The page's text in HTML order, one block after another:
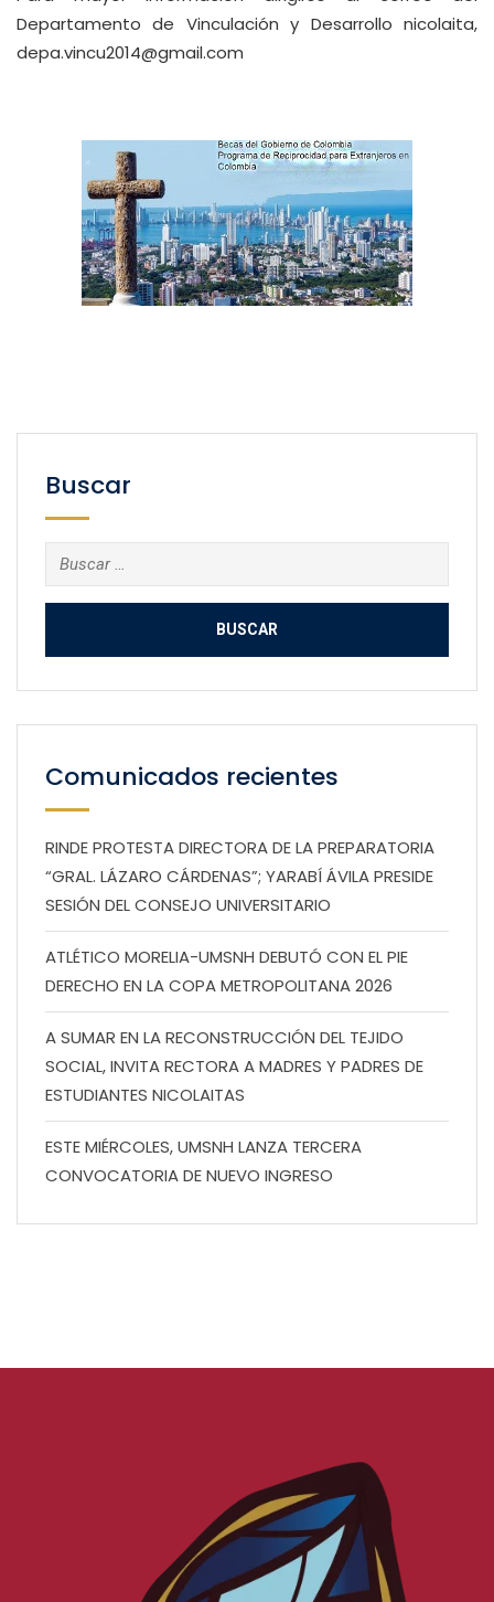
Departamento de Vinculación y Desarrollo nicolaita,
depa.vincu2014@gmail.com
Buscar
Buscar:
Comunicados recientes
RINDE PROTESTA DIRECTORA DE LA PREPARATORIA
“GRAL. LÁZARO CÁRDENAS”; YARABÍ ÁVILA PRESIDE
SESIÓN DEL CONSEJO UNIVERSITARIO
ATLÉTICO MORELIA-UMSNH DEBUTÓ CON EL PIE
DERECHO EN LA COPA METROPOLITANA 2026
A SUMAR EN LA RECONSTRUCCIÓN DEL TEJIDO
SOCIAL, INVITA RECTORA A MADRES Y PADRES DE
ESTUDIANTES NICOLAITAS
ESTE MIÉRCOLES, UMSNH LANZA TERCERA
CONVOCATORIA DE NUEVO INGRESO